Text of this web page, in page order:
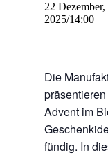
22
2025/14:00
Die
Advent im
fündig. In